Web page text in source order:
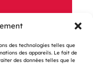
des technologies telles que
des appareils. Le fait de
des données telles que le